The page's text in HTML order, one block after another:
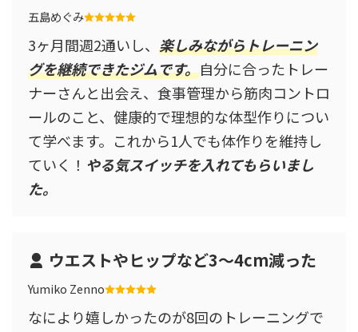
五島めぐみ
3ヶ月間週2通いし、 楽しみながらトレーニン
グを継続できたジムです。自分に合ったトレー
ナーさんと出会え、食事管理から筋肉コントロ
ールのこと、健康的で理想的な体型作りについ
て学べます。これから1人でも体作りを維持し
ていく！ やる気スイッチを入れてもらいまし
た。
ウエストやヒップなど3〜4cm減った
Yumiko Zenno
なにより嬉しかったのが8回のトレーニングで